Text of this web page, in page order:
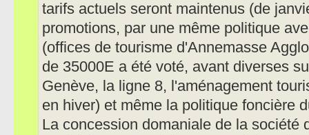
tarifs actuels seront maintenus (de
promotions, par une même politique
(offices de tourisme d'Annemasse
de 35000E a été voté, avant diverses
Genève, la ligne 8, l'aménagement
en hiver) et même la politique foncière
La concession domaniale de la société